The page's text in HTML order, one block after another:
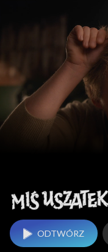
ODTWÓRZ